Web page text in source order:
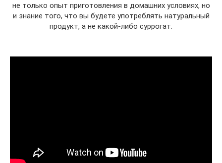
не только опыт приготовления в домашних условиях, но
и знание того, что вы будете употреблять натуральный
продукт, а не какой-либо суррогат.